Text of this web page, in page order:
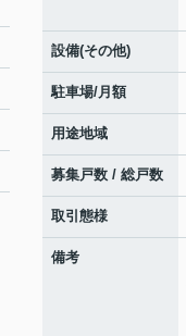
設備(その他)
駐車場/月額
用途地域
募集戸数 / 総戸数
取引態様
備考